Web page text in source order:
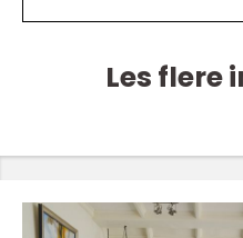
Les flere